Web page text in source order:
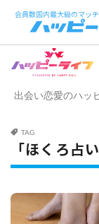
出会い恋愛のハッ
TAG
「ほくろ占